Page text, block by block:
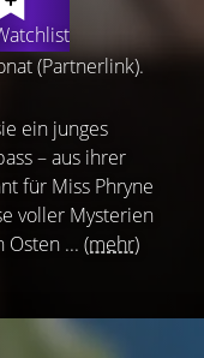
(Partnerlink).
ein junges
– aus ihrer
für Miss Phryne
voller Mysterien
Osten ... (mehr)